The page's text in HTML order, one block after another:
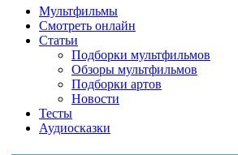
Мультфильмы
Смотреть онлайн
Статьи
Подборки мультфильмов
Обзоры мультфильмов
Подборки артов
Новости
Тесты
Аудиосказки